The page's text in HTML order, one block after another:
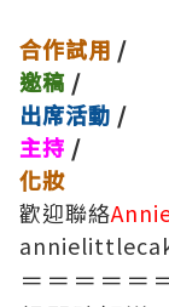
合作試用 /
邀稿 /
出席活動 /
主持 /
化妝
歡迎聯絡
＝＝＝＝＝